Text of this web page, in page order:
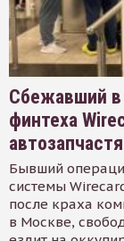
Сбежавший в
финтеха
Бывший
системы
после краха
в Москве,